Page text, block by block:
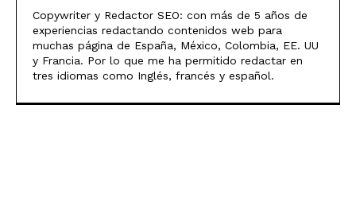
Copywriter y Redactor SEO: con más de 5 años de
experiencias redactando contenidos web para
muchas página de España, México, Colombia, EE. UU
y Francia. Por lo que me ha permitido redactar en
tres idiomas como Inglés, francés y español.